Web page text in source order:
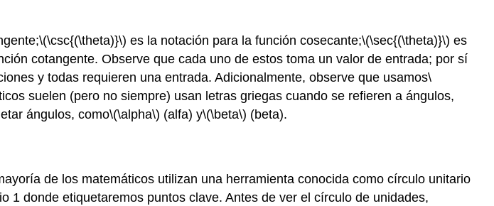
\(\csc{(\theta)}\) es la notación para la función cosecante;\(\sec{(\theta)}\) es
cotangente. Observe que cada uno de estos toma un valor de entrada; por sí
y todas requieren una entrada. Adicionalmente, observe que usamos\
suelen (pero no siempre) usan letras griegas cuando se refieren a ángulos,
ángulos, como\(\alpha\) (alfa) y\(\beta\) (beta).
de los matemáticos utilizan una herramienta conocida como círculo unitario
donde etiquetaremos puntos clave. Antes de ver el círculo de unidades,